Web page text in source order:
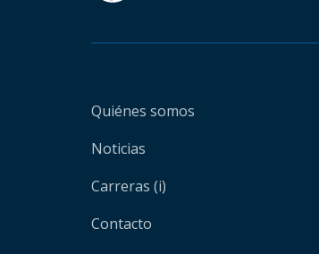
Quiénes somos
Noticias
Carreras (i)
Contacto